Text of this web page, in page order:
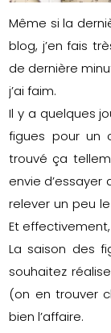
Même si la
blog, j’en fais
de dernière
j’ai faim.
Il y a quelques
figues pour un
trouvé ça
envie
relever un peu
Et
La saison des
souhaitez
(on en trouver
bien l’affaire.